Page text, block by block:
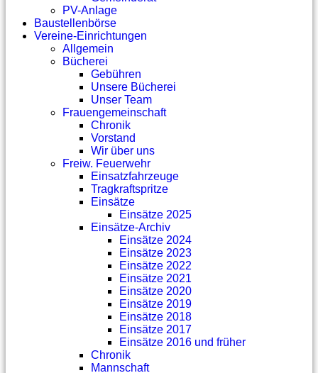
PV-Anlage
Baustellenbörse
Vereine-Einrichtungen
Allgemein
Bücherei
Gebühren
Unsere Bücherei
Unser Team
Frauengemeinschaft
Chronik
Vorstand
Wir über uns
Freiw. Feuerwehr
Einsatzfahrzeuge
Tragkraftspritze
Einsätze
Einsätze 2025
Einsätze-Archiv
Einsätze 2024
Einsätze 2023
Einsätze 2022
Einsätze 2021
Einsätze 2020
Einsätze 2019
Einsätze 2018
Einsätze 2017
Einsätze 2016 und früher
Chronik
Mannschaft